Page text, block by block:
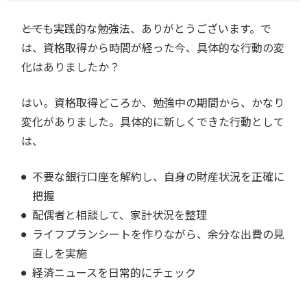
――とても実践的な勉強法、ありがとうございます。で
は、資格取得から時間が経った今、具体的な行動の変
化はありましたか？
はい。資格取得どころか、勉強中の期間から、かなり
変化がありました。具体的に新しくできた行動として
は、
不要な銀行口座を解約し、自身の財産状況を正確に
把握
配偶者と相談して、家計状況を整理
ライフプランシートを作りながら、余分な出費の見
直しを実施
経済ニュースを日常的にチェック